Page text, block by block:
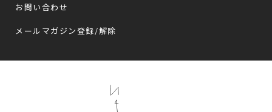
お問い合わせ
メールマガジン登録/解除